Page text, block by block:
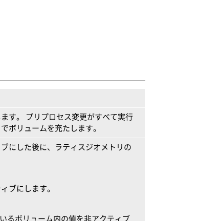
す。 プリプロセス変更がすべて実行
ボリュームを充たします。
にした後に、ラティスジオメトリの
ブにします。
るボリューム内の値を非アクティブ